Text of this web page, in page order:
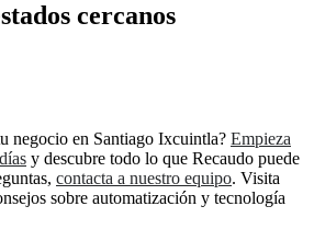
cercanos
negocio en Santiago Ixcuintla? Empieza
y descubre todo lo que Recaudo puede
contacta a nuestro equipo. Visita
sobre automatización y tecnología